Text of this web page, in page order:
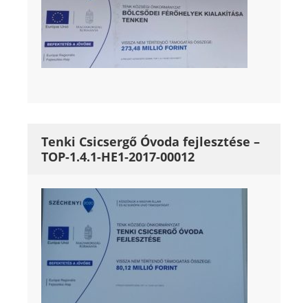
Tenki Csicsergő Óvoda fejlesztése –
TOP-1.4.1-HE1-2017-00012